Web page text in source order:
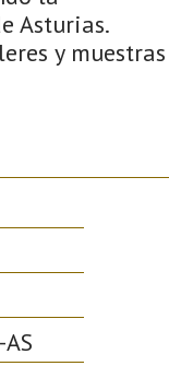
Asturias.
y muestras